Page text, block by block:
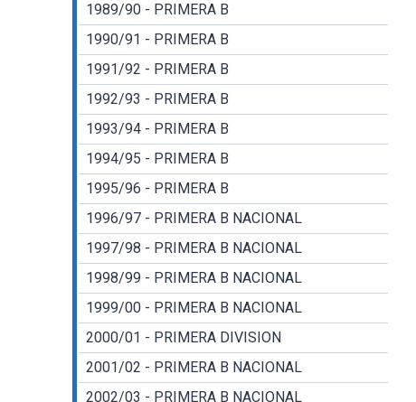
1989/90 - PRIMERA B
1990/91 - PRIMERA B
1991/92 - PRIMERA B
1992/93 - PRIMERA B
1993/94 - PRIMERA B
1994/95 - PRIMERA B
1995/96 - PRIMERA B
1996/97 - PRIMERA B NACIONAL
1997/98 - PRIMERA B NACIONAL
1998/99 - PRIMERA B NACIONAL
1999/00 - PRIMERA B NACIONAL
2000/01 - PRIMERA DIVISION
2001/02 - PRIMERA B NACIONAL
2002/03 - PRIMERA B NACIONAL